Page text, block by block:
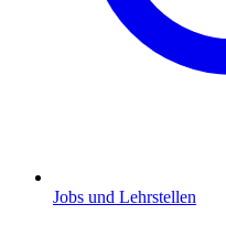
Jobs und Lehrstellen